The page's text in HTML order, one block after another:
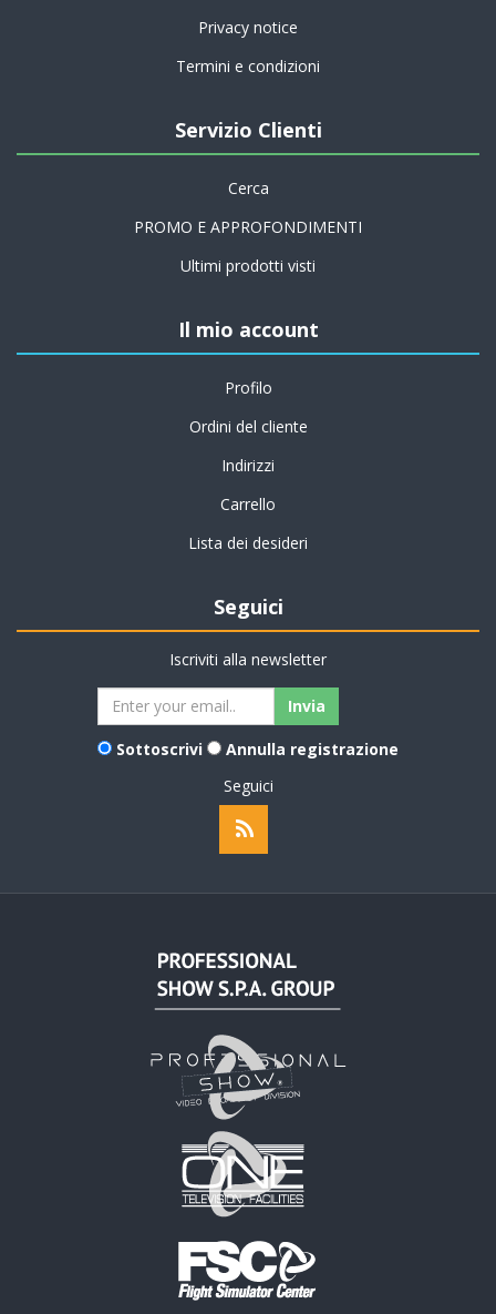
Privacy notice
Termini e condizioni
Servizio Clienti
Cerca
PROMO E APPROFONDIMENTI
Ultimi prodotti visti
Il mio account
Profilo
Ordini del cliente
Indirizzi
Carrello
Lista dei desideri
Seguici
Iscriviti alla newsletter
Sottoscrivi
Annulla registrazione
Seguici